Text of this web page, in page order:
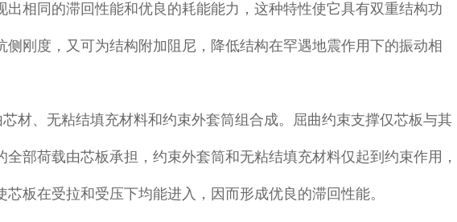
出相同的滞回性能和优良的耗能能力，这种特性使它具有双重结构功
侧刚度，又可为结构附加阻尼，降低结构在罕遇地震作用下的振动相
材、无粘结填充材料和约束外套筒组合成。屈曲约束支撑仅芯板与其
全部荷载由芯板承担，约束外套筒和无粘结填充材料仅起到约束作用，
板在受拉和受压下均能进入，因而形成优良的滞回性能。